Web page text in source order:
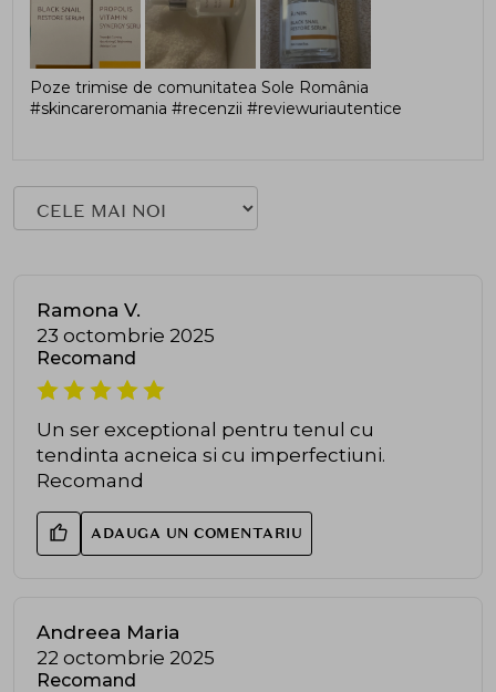
Poze trimise de comunitatea Sole România
#skincareromania #recenzii #reviewuriautentice
Ramona V.
23 octombrie 2025
Recomand
Un ser exceptional pentru tenul cu
tendinta acneica si cu imperfectiuni.
Recomand
ADAUGA UN COMENTARIU
Andreea Maria
22 octombrie 2025
Recomand